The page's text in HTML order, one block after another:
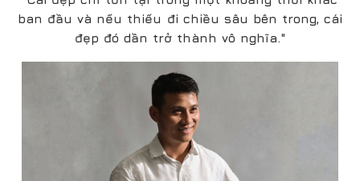
Bạn cần tư vấn gỗ và nội thất công trình